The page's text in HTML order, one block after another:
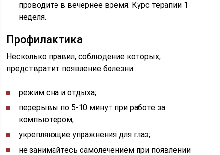
проводите в вечернее время. Курс терапии 1
неделя.
Профилактика
Несколько правил, соблюдение которых,
предотвратит появление болезни:
режим сна и отдыха;
перерывы по 5-10 минут при работе за
компьютером;
укрепляющие упражнения для глаз;
не занимайтесь самолечением при появлении